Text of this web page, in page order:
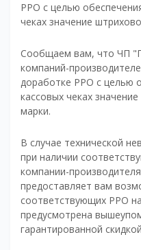
РРО с целью
чеках значение
Сообщаем вам, что ЧП
компаний-
доработке РРО с целью
кассовых чеках
марки.
В случае технической
при наличии
компании-
предоставляет вам
соответствующих РРО
предусмотрена
гарантированной